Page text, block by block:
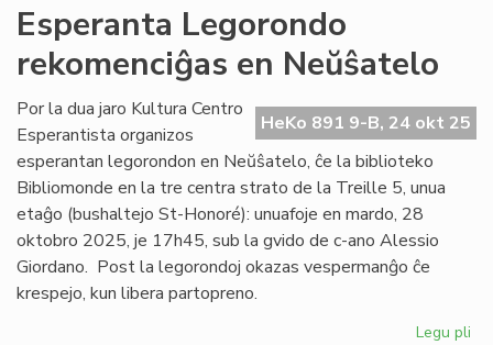
la
Esperanta Legorondo
rekomenciĝas en Neŭŝatelo
HeKo 891 9-B, 24 okt 25
Por la dua jaro Kultura Centro
Esperantista organizos
esperantan legorondon en Neŭŝatelo, ĉe la biblioteko
Bibliomonde en la tre centra strato de la Treille 5, unua
etaĝo (bushaltejo St-Honoré): unuafoje en mardo, 28
oktobro 2025, je 17h45, sub la gvido de c-ano Alessio
Giordano. Post la legorondoj okazas vespermanĝo ĉe
krespejo, kun libera partopreno.
Legu pli